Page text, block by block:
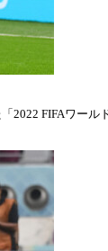
FIFAワー